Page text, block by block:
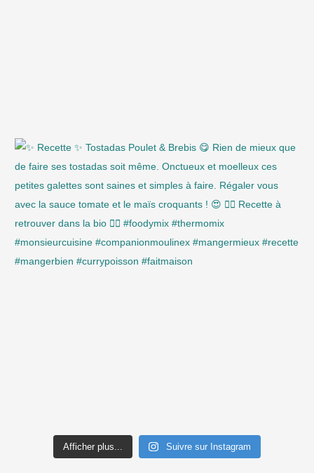
Afficher plus... Suivre sur Instagram